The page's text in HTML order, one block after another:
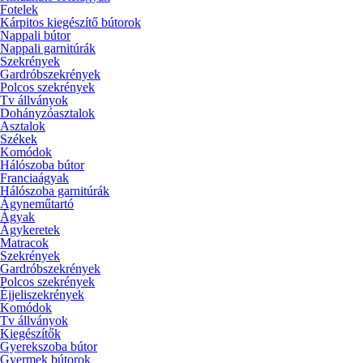
Fotelek
Kárpitos kiegészítő bútorok
Nappali bútor
Nappali garnitúrák
Szekrények
Gardróbszekrények
Polcos szekrények
Tv állványok
Dohányzóasztalok
Asztalok
Székek
Komódok
Hálószoba bútor
Franciaágyak
Hálószoba garnitúrák
Ágyneműtartó
Ágyak
Ágykeretek
Matracok
Szekrények
Gardróbszekrények
Polcos szekrények
Éjjeliszekrények
Komódok
Tv állványok
Kiegészítők
Gyerekszoba bútor
Gyermek bútorok